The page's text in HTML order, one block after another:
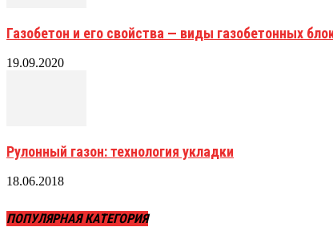
Газобетон и его свойства — виды газобетонных
19.09.2020
Рулонный газон: технология укладки
18.06.2018
ПОПУЛЯРНАЯ КАТЕГОРИЯ